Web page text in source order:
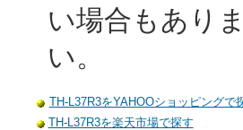
い場合もあり
い。
TH-L37R3をYAHOOショッピングで
TH-L37R3を楽天市場で探す